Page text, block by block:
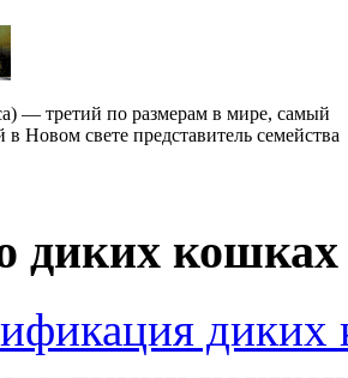
— третий по размерам в мире, самый
Новом свете представитель семейства
диких кошках
диких